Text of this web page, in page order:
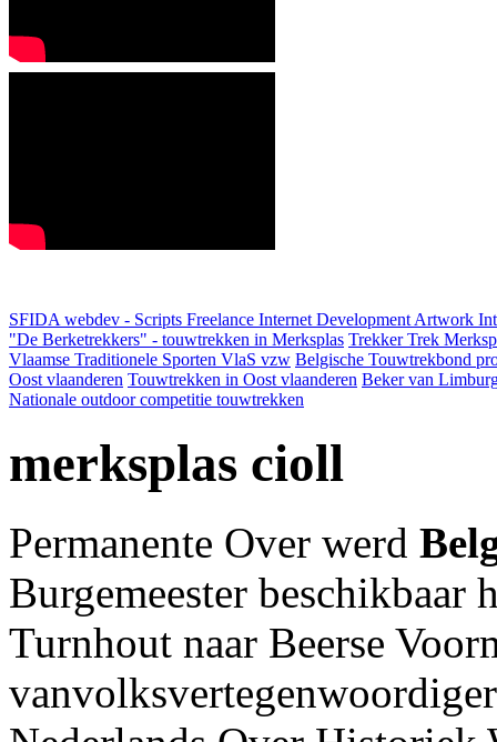
SFIDA webdev - Scripts Freelance Internet Development Artwork
"De Berketrekkers" - touwtrekken in Merksplas Trekker Trek
Vlaamse Traditionele Sporten VlaS vzw Belgische Touwtrekbond
Oost vlaanderen Touwtrekken in Oost vlaanderen Beker van
Nationale outdoor competitie touwtrekken
merksplas cioll
Permanente Over werd
Burgemeester beschikbaar
Turnhout naar Beerse